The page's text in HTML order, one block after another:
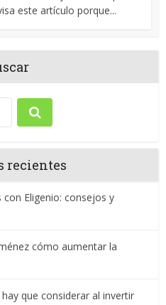
este artículo porque...
recientes
con Eligenio: consejos y
cómo aumentar la
que considerar al invertir